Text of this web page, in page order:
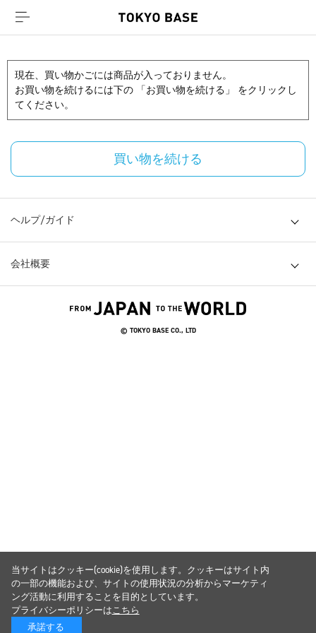
現在、買い物かごには商品が入っておりません。
お買い物を続けるには下の 「お買い物を続ける」 をクリックし
てください。
買い物を続ける
ヘルプ/ガイド
会社概要
© TOKYO BASE CO., LTD
当サイトはクッキー(cookie)を使用します。クッキーはサイト内
の一部の機能および、サイトの使用状況の分析からマーケティ
ング活動に利用することを目的としています。
プライバシーポリシーはこちら
承諾する